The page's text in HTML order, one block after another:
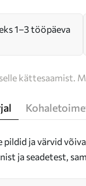
1–3 tööpäeva
kättesaamist.
ja värvid
ja seadetest,